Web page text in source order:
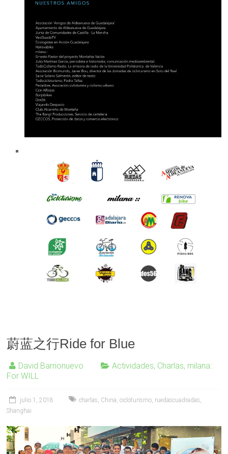
蔚蓝之行Ride for Blue
David Barrionuevo Actividades, Charlas, milana::
For WILL
julio 1, 2018 charlas, China,cicloturismo, ruedascuadradas,
Shanghai